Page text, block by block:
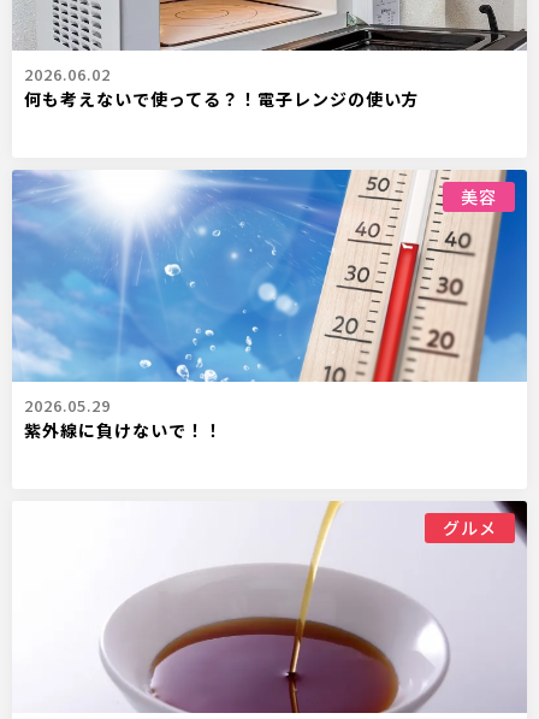
2026.06.02
何も考えないで使ってる？！電子レンジの使い方
美容
2026.05.29
紫外線に負けないで！！
グルメ